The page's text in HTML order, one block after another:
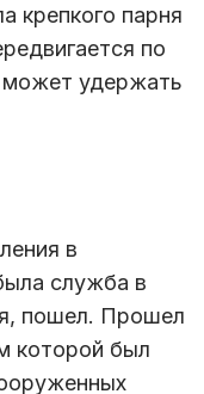
крепкого парня
по
может удержать
в
служба в
пошел. Прошел
которой был